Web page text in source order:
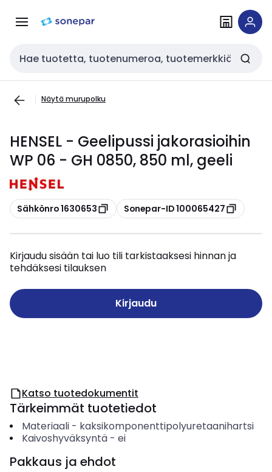
navigointiinsisältöön
Haku
Näytä murupolku
HENSEL - Geelipussi jakorasioihin
WP 06 - GH 0850, 850 ml, geeli
Kopioi
Sähkönro 1630653 Kopioi
Sonepar-ID 100065427
Kirjaudu sisään tai luo tili tarkistaaksesi hinnan ja
tehdäksesi tilauksen
Kirjaudu
Katso tuotedokumentit
Tärkeimmät tuotetiedot
Materiaali- kaksikomponenttipolyuretaanihartsi
Kaivoshyväksyntä- ei
Pakkaus ja ehdot